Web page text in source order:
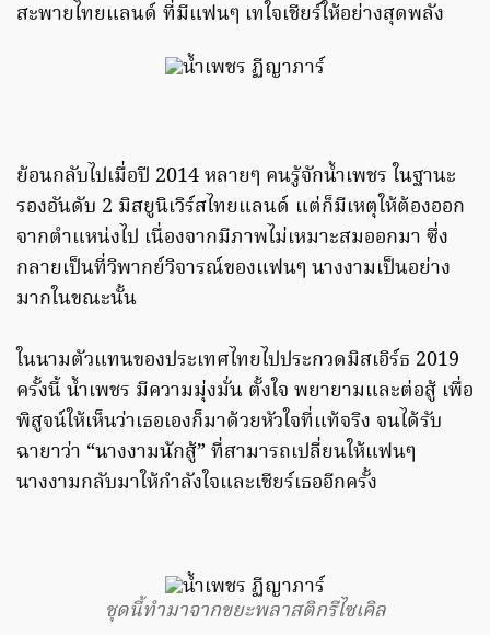
สะพายไทยแลนด์ ที่มีแฟนๆ เทใจเชียร์ให้อย่างสุดพลัง
ย้อนกลับไปเมื่อปี 2014 หลายๆ คนรู้จักน้ำเพชร ในฐานะ
รองอันดับ 2 มิสยูนิเวิร์สไทยแลนด์ แต่ก็มีเหตุให้ต้องออก
จากตำแหน่งไป เนื่องจากมีภาพไม่เหมาะสมออกมา ซึ่ง
กลายเป็นที่วิพากย์วิจารณ์ของแฟนๆ นางงามเป็นอย่าง
มากในขณะนั้น
ในนามตัวแทนของประเทศไทยไปประกวดมิสเอิร์ธ 2019
ครั้งนี้ น้ำเพชร มีความมุ่งมั่น ตั้งใจ พยายามและต่อสู้ เพื่อ
พิสูจน์ให้เห็นว่าเธอเองก็มาด้วยหัวใจที่แท้จริง จนได้รับ
ฉายาว่า “นางงามนักสู้” ที่สามารถเปลี่ยนให้แฟนๆ
นางงามกลับมาให้กำลังใจและเชียร์เธออีกครั้ง
ชุดนี้ทำมาจากขยะพลาสติกรีไซเคิล